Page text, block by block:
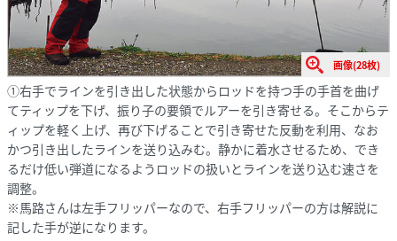
画像(28枚)
①右手でラインを引き出した状態からロッドを持つ手の手首を曲げ
てティップを下げ、振り子の要領でルアーを引き寄せる。そこからテ
ィップを軽く上げ、再び下げることで引き寄せた反動を利用、なお
かつ引き出したラインを送り込みむ。静かに着水させるため、でき
るだけ低い弾道になるようロッドの扱いとラインを送り込む速さを
調整。
※馬路さんは左手フリッパーなので、右手フリッパーの方は解説に
記した手が逆になります。